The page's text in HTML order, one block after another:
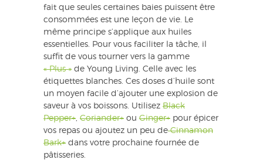
fait que seules certaines baies puissent être
consommées est une leçon de vie. Le
même principe s’applique aux huiles
essentielles. Pour vous faciliter la tâche, il
suffit de vous tourner vers la gamme
« Plus » de Young Living. Celle avec les
étiquettes blanches. Ces doses d’huile sont
un moyen facile d’ajouter une explosion de
saveur à vos boissons. Utilisez Black
Pepper+ Coriander+ ou Ginger+ pour épicer
vos repas ou ajoutez un peu deCinnamon
Bark+ dans votre prochaine fournée de
pâtisseries.